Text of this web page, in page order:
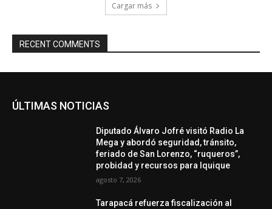
Cargar más
RECENT COMMENTS
ÚLTIMAS NOTICIAS
Diputado Álvaro Jofré visitó Radio La
Mega y abordó seguridad, tránsito,
feriado de San Lorenzo, “ruqueros”,
probidad y recursos para Iquique
agosto 7, 2026
Tarapacá refuerza fiscalización al